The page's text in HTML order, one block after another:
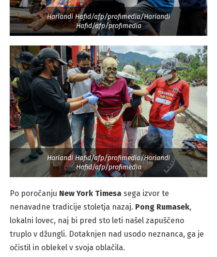
Hariandi Hafid/afp/profimedia/Hariandi
Hafid/afp/profimedia
Hariandi Hafid/afp/profimedia/Hariandi
Hafid/afp/profimedia
Po poročanju New York Timesa sega izvor te
nenavadne tradicije stoletja nazaj. Pong Rumasek,
lokalni lovec, naj bi pred sto leti našel zapuščeno
truplo v džungli. Dotaknjen nad usodo neznanca, ga je
očistil in oblekel v svoja oblačila.